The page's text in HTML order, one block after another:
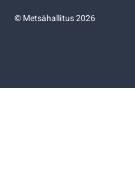
©Metsähallitus 2026